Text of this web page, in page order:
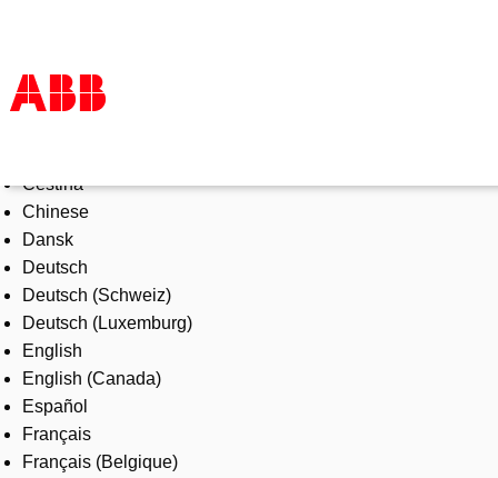
Products & Solutions
Industries
Services
About us
Where to buy
Contact us
Careers
Čeština
Chinese
Dansk
Deutsch
Deutsch (Schweiz)
Deutsch (Luxemburg)
English
English (Canada)
Español
Français
Français (Belgique)